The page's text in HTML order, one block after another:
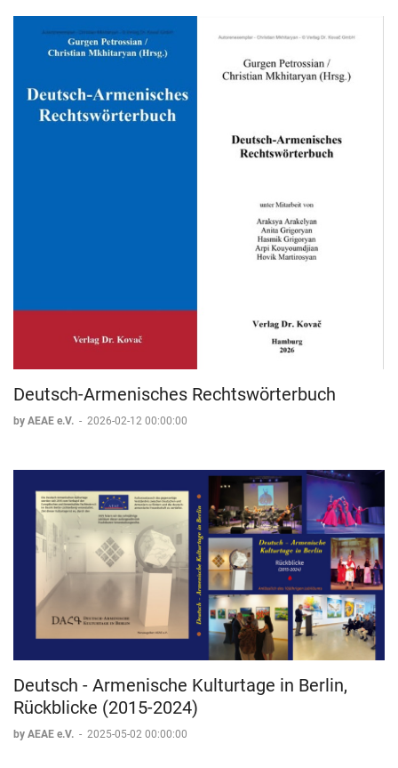
Deutsch-Armenisches Rechtswörterbuch
by AEAE e.V. - 2026-02-12 00:00:00
Deutsch - Armenische Kulturtage in Berlin,
Rückblicke (2015-2024)
by AEAE e.V. - 2025-05-02 00:00:00